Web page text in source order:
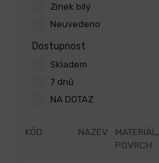
Zinek bílý
Neuvedeno
Dostupnost
Skladem
7 dnů
NA DOTAZ
KÓD NÁZEV
MATERIÁL,
POVRCH